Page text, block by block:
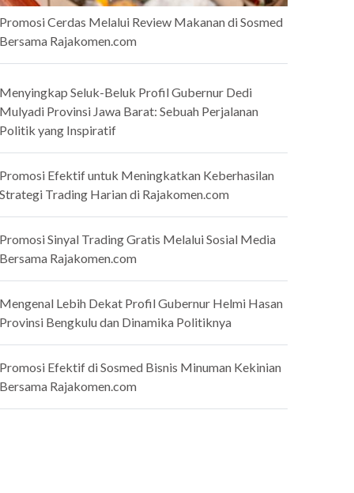
Cerdas Melalui Review Makanan di Sosmed
Rajakomen.com
Seluk-Beluk Profil Gubernur Dedi
Provinsi Jawa Barat: Sebuah Perjalanan
yang Inspiratif
Efektif untuk Meningkatkan Keberhasilan
Trading Harian di Rajakomen.com
Sinyal Trading Gratis Melalui Sosial Media
Rajakomen.com
Lebih Dekat Profil Gubernur Helmi Hasan
Bengkulu dan Dinamika Politiknya
Efektif di Sosmed Bisnis Minuman Kekinian
Rajakomen.com